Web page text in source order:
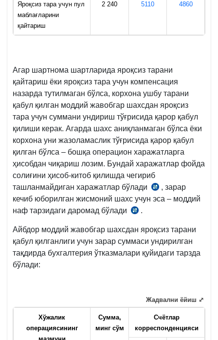
Яроқсиз тара учун пул
маблағларини
қайтариш
2 240 5110 4860
Агар шартнома шартларида яроқсиз тарани
қайтариш ёки яроқсиз тара учун компенсация
назарда тутилмаган бўлса, корхона ушбу тарани
қабул қилган моддий жавобгар шахсдан яроқсиз
тара учун суммани ундириш тўғрисида қарор қабул
қилиши керак. Агарда шахс аниқланмаган бўлса ёки
корхона уни жазоламаслик тўғрисида қарор қабул
қилган бўлса – бошқа операцион харажатларга
ҳисобдан чиқариш лозим. Бундай харажатлар фойда
солиғини ҳисоб-китоб қилишда чегириб
ташланмайдиган харажатлар бўлади
СК
317-
б.,
3-
, зарар
кечиб юборилган жисмоний шахс учун эса – моддий
наф тарзидаги даромад бўлади
СК
б.
.
Айбдор моддий жавобгар шахсдан яроқсиз тарани
қабул қилганлиги учун зарар суммаси ундирилган
тақдирда бухгалтерия ўтказмалари қуйидаги тарзда
бўлади:
Хўжалик
операциясининг
Сумма,
мингсўм
Счётлар
корреспонденцияси
Жадвални ёйиш ⤢